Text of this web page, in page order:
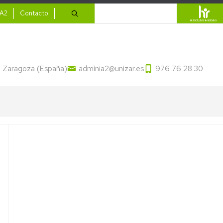
Contacto
Zaragoza (España) adminia2@unizar.es 976 76 28 30